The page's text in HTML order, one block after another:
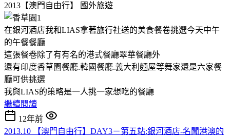
2013【澳門自由行】
國外旅遊
在銀河酒店我和LIAS拿著旅行社送的美食餐卷挑選今天中午
的午餐餐廳
這張餐卷除了有有名的港式餐廳翠華餐廳外
還有印度香草園餐廳.韓國餐廳.義大利麵屋等舞家還是六家餐
廳可供挑選
我與LIAS的策略是一人挑一家想吃的餐廳
繼續閱讀
12年前
2013.10 【澳門自由行】DAY3－第五站:銀河酒店-名聞港澳的